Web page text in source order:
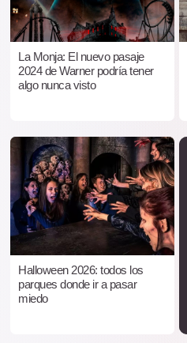
La Monja: El nuevo pasaje
2024 de Warner podría tener
algo nunca visto
Halloween 2026: todos los
parques donde ir a pasar
miedo